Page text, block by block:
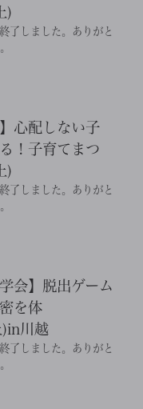
)
了しました。ありがと
心配しない子
！子育てまつ
)
了しました。ありがと
会】脱出ゲーム
を体
川越
了しました。ありがと